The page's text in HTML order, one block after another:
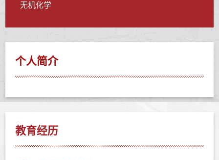
无机化学
个人简介
教育经历